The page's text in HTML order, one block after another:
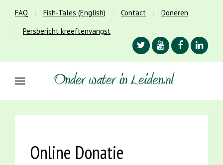
FAQ Fish-Tales (English) Contact
Doneren
Persbericht kreeftenvangst
Online Donatie